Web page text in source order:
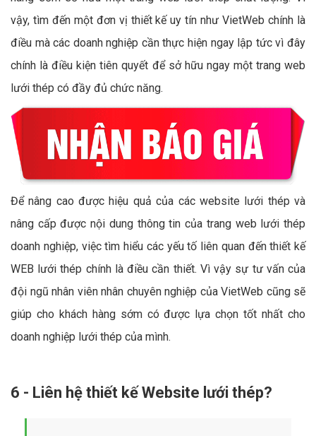
vậy, tìm đến một đơn vị thiết kế uy tín như VietWeb chính là
điều mà các doanh nghiệp cần thực hiện ngay lập tức vì đây
chính là điều kiện tiên quyết để sở hữu ngay một trang web
lưới thép có đầy đủ chức năng.
Để nâng cao được hiệu quả của các website lưới thép và
nâng cấp được nội dung thông tin của trang web lưới thép
doanh nghiệp, việc tìm hiểu các yếu tố liên quan đến thiết kế
WEB lưới thép chính là điều cần thiết. Vì vậy sự tư vấn của
đội ngũ nhân viên nhân chuyên nghiệp của VietWeb cũng sẽ
giúp cho khách hàng sớm có được lựa chọn tốt nhất cho
doanh nghiệp lưới thép của mình.
6 - Liên hệ thiết kế Website lưới thép?